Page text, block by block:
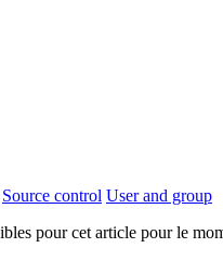
Source control User and group
pour cet article pour le